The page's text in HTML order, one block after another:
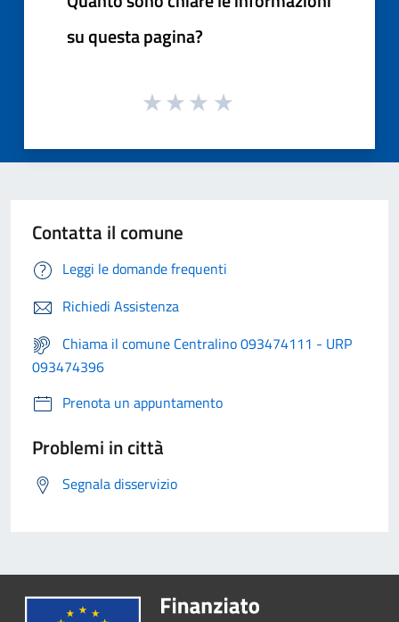
su questa pagina?
Contatta il comune
Leggi le domande frequenti
Richiedi Assistenza
Chiama il comune Centralino 093474111 - URP
093474396
Prenota un appuntamento
Problemi in città
Segnala disservizio